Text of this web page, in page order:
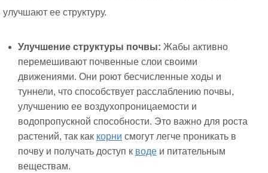
улучшают ее структуру.
Улучшение структуры почвы: Жабы активно
перемешивают почвенные слои своими
движениями. Они роют бесчисленные ходы и
туннели, что способствует расслаблению почвы,
улучшению ее воздухопроницаемости и
водопропускной способности. Это важно для роста
растений, так как корни смогут легче проникать в
почву и получать доступ к воде и питательным
веществам.